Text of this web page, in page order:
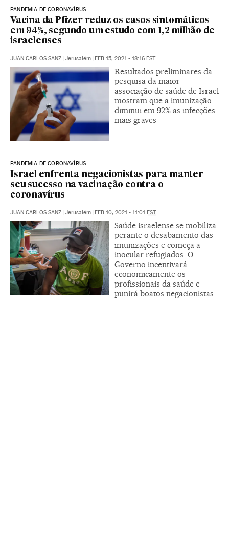
PANDEMIA DE CORONAVÍRUS
Vacina da Pfizer reduz os casos sintomáticos
em 94%, segundo um estudo com 1,2 milhão de
israelenses
JUAN CARLOS SANZ | Jerusalém | FEB 15, 2021 - 18:16 EST
Resultados preliminares da
pesquisa da maior
associação de saúde de Israel
mostram que a imunização
diminui em 92% as infecções
mais graves
PANDEMIA DE CORONAVÍRUS
Israel enfrenta negacionistas para manter
seu sucesso na vacinação contra o
coronavírus
JUAN CARLOS SANZ | Jerusalém | FEB 10, 2021 - 11:01EST
Saúde israelense se mobiliza
perante o desabamento das
imunizações e começa a
inocular refugiados. O
Governo incentivará
economicamente os
profissionais da saúde e
punirá boatos negacionistas